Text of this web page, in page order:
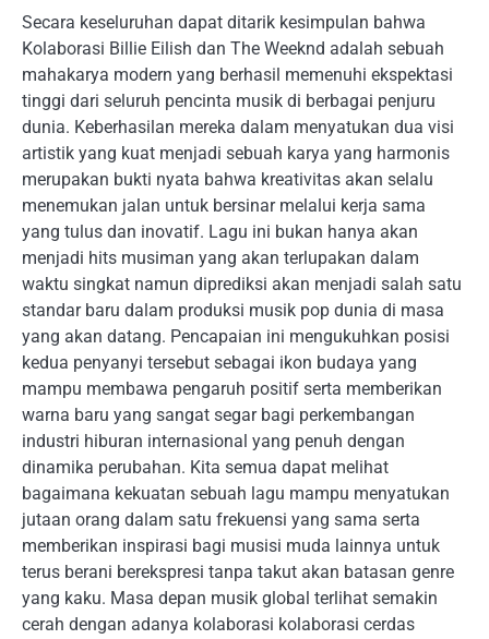
Secara keseluruhan dapat ditarik kesimpulan bahwa
Kolaborasi Billie Eilish dan The Weeknd adalah sebuah
mahakarya modern yang berhasil memenuhi ekspektasi
tinggi dari seluruh pencinta musik di berbagai penjuru
dunia. Keberhasilan mereka dalam menyatukan dua visi
artistik yang kuat menjadi sebuah karya yang harmonis
merupakan bukti nyata bahwa kreativitas akan selalu
menemukan jalan untuk bersinar melalui kerja sama
yang tulus dan inovatif. Lagu ini bukan hanya akan
menjadi hits musiman yang akan terlupakan dalam
waktu singkat namun diprediksi akan menjadi salah satu
standar baru dalam produksi musik pop dunia di masa
yang akan datang. Pencapaian ini mengukuhkan posisi
kedua penyanyi tersebut sebagai ikon budaya yang
mampu membawa pengaruh positif serta memberikan
warna baru yang sangat segar bagi perkembangan
industri hiburan internasional yang penuh dengan
dinamika perubahan. Kita semua dapat melihat
bagaimana kekuatan sebuah lagu mampu menyatukan
jutaan orang dalam satu frekuensi yang sama serta
memberikan inspirasi bagi musisi muda lainnya untuk
terus berani berekspresi tanpa takut akan batasan genre
yang kaku. Masa depan musik global terlihat semakin
cerah dengan adanya kolaborasi kolaborasi cerdas